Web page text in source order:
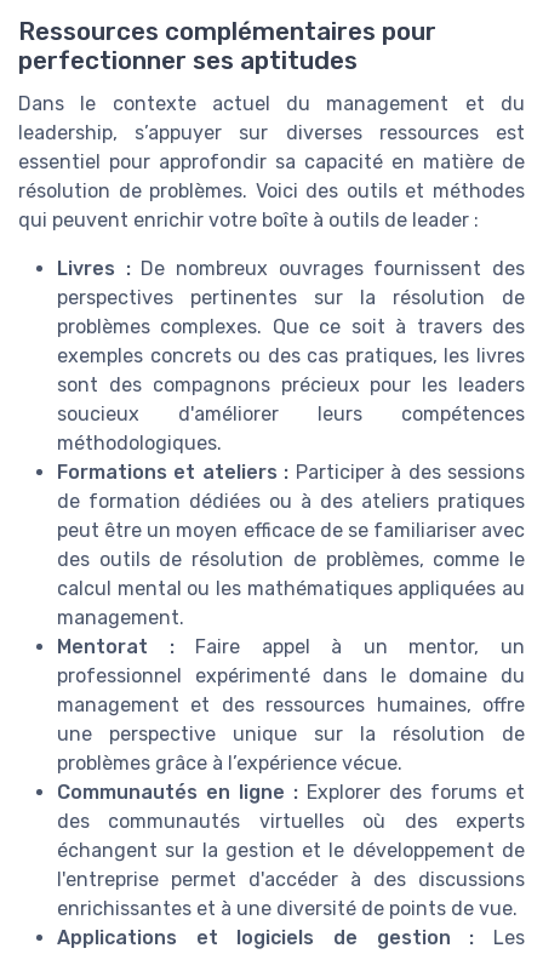
Ressources complémentaires pour
perfectionner ses aptitudes
Dans le contexte actuel du management et du
leadership, s’appuyer sur diverses ressources est
essentiel pour approfondir sa capacité en matière de
résolution de problèmes. Voici des outils et méthodes
qui peuvent enrichir votre boîte à outils de leader :
Livres :De nombreux ouvrages fournissent des
perspectives pertinentes sur la résolution de
problèmes complexes. Que ce soit à travers des
exemples concrets ou des cas pratiques, les livres
sont des compagnons précieux pour les leaders
soucieux d'améliorer leurs compétences
méthodologiques.
Formations et ateliers : Participer à des sessions
de formation dédiées ou à des ateliers pratiques
peut être un moyen efficace de se familiariser avec
des outils de résolution de problèmes, comme le
calcul mental ou les mathématiques appliquées au
management.
Mentorat :Faire appel à un mentor, un
professionnel expérimenté dans le domaine du
management et des ressources humaines, offre
une perspective unique sur la résolution de
problèmes grâce à l’expérience vécue.
Communautés en ligne : Explorer des forums et
des communautés virtuelles où des experts
échangent sur la gestion et le développement de
l'entreprise permet d'accéder à des discussions
enrichissantes et à une diversité de points de vue.
Applications et logiciels de gestion : Les